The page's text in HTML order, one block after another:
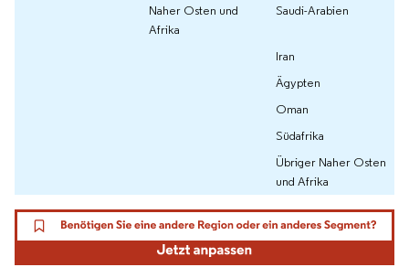
Naher Osten und
Afrika
Saudi-Arabien
Iran
Ägypten
Oman
Südafrika
Übriger Naher Osten
und Afrika